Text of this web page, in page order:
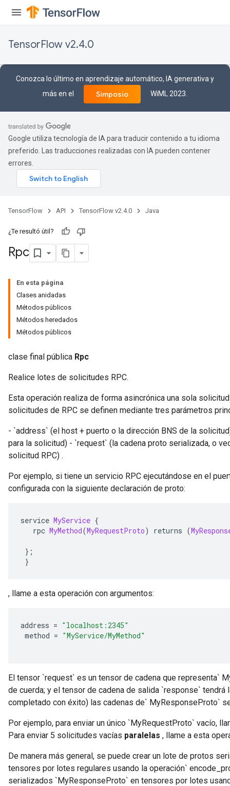
TensorFlow v2.4.0
Conozca lo último en aprendizaje automático, IA generativa y
más en el
Simposio WiML 2023.
Google utiliza tecnología de IA para traducir contenido a tu idioma
preferido. Las traducciones realizadas con IA pueden contener
errores.
TensorFlow API TensorFlow v2.4.0 Java
¿Te resultó útil?
Rpc
En esta página
Clases anidadas
Métodos públicos
Métodos heredados
Métodos públicos
clase final pública Rpc
Realice lotes de solicitudes RPC.
Esta operación realiza de forma asincrónica una sola
solicitudes de RPC se definen mediante tres parámetros
- `address` (el host + puerto o la dirección BNS de la
para la solicitud) - `request` (la cadena proto serializada, o
solicitud RPC) .
Por ejemplo, si tiene un servicio RPC ejecutándose en el
configurada con la siguiente declaración de proto:
service MyService {
rpc MyMethod(MyRequestProto) returns (
};
}
, llame a esta operación con argumentos:
address = "localhost:2345"
method = "MyService/MyMethod"
El tensor `request` es un tensor de cadena que representa`
de cuerda; y el tensor de cadena de salida `response` tendrá
completado con éxito) las cadenas de` MyResponseProto`
Por ejemplo, para enviar un único `MyRequestProto` vacío,
Para enviar 5 solicitudes vacías paralelas , llame a esta
De manera más general, se puede crear un lote de protos
tensores por lotes regulares usando la operación`
serializados `MyResponseProto` en tensores por lotes